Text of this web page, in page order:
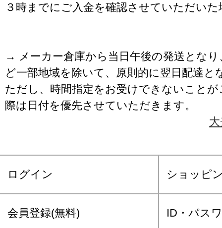
３時までにご入金を確認させていただいた
→ メーカー倉庫から当日午後の発送となり
ど一部地域を除いて、原則的に翌日配達と
ただし、時間指定をお受けできないこと
際は日付を優先させていただきます。
ログイン ショッピ
会員登録(無料) ID・パス